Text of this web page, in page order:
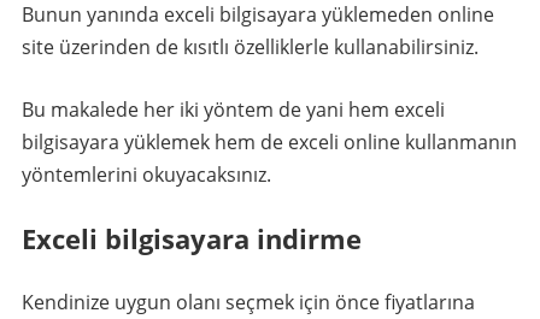
Bunun yanında exceli bilgisayara yüklemeden online
site üzerinden de kısıtlı özelliklerle kullanabilirsiniz.
Bu makalede her iki yöntem de yani hem exceli
bilgisayara yüklemek hem de exceli online kullanmanın
yöntemlerini okuyacaksınız.
Exceli bilgisayara indirme
Kendinize uygun olanı seçmek için önce fiyatlarına